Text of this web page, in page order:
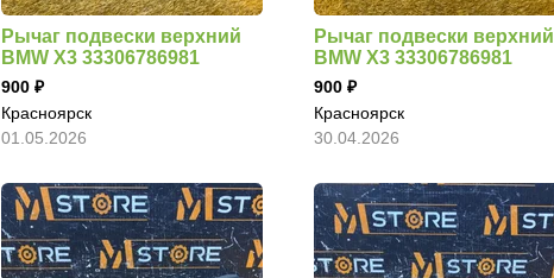
Рычаг подвески верхний
BMW X3 33306786981
900
Красноярск
01.05.2026
Рычаг подвески верхний
BMW X3 33306786981
900
Красноярск
30.04.2026